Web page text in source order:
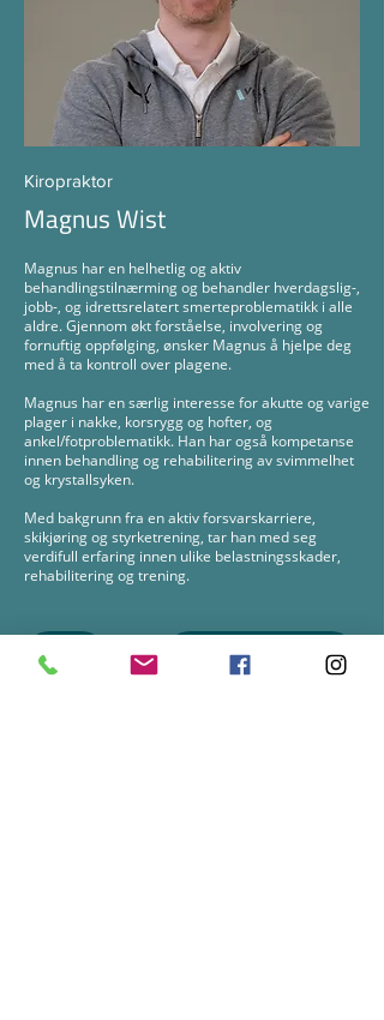
Kiropraktor
Magnus Wist
Magnus har en helhetlig og aktiv
behandlingstilnærming og behandler hverdagslig-,
jobb-, og idrettsrelatert smerteproblematikk i alle
aldre. Gjennom økt forståelse, involvering og
fornuftig oppfølging, ønsker Magnus å hjelpe deg
med å ta kontroll over plagene.
Magnus har en særlig interesse for akutte og varige
plager i nakke, korsrygg og hofter, og
ankel/fotproblematikk. Han har også kompetanse
innen behandling og rehabilitering av svimmelhet
og krystallsyken.
Med bakgrunn fra en aktiv forsvarskarriere,
skikjøring og styrketrening, tar han med seg
verdifull erfaring innen ulike belastningsskader,
rehabilitering og trening.
TIMEBESTILLING